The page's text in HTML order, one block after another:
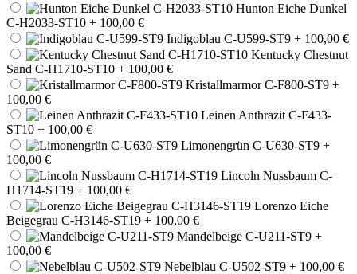
Hunton Eiche Dunkel
C-H2033-ST10 + 100,00 €
Indigoblau C-U599-ST9 + 100,00 €
Kentucky Chestnut
Sand C-H1710-ST10 + 100,00 €
Kristallmarmor C-F800-ST9 +
100,00 €
Leinen Anthrazit C-F433-
ST10 + 100,00 €
Limonengrün C-U630-ST9 +
100,00 €
Lincoln Nussbaum C-
H1714-ST19 + 100,00 €
Lorenzo Eiche
Beigegrau C-H3146-ST19 + 100,00 €
Mandelbeige C-U211-ST9 +
100,00 €
Nebelblau C-U502-ST9 + 100,00 €